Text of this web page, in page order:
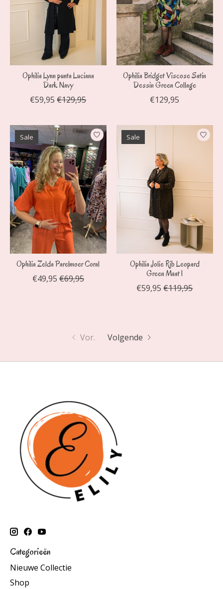
Ophilia Lynn punta Luciana
Dark Navy
€59,95 €129,95
Ophilia Bridget Viscose Satin
Dessin Green Collage
€129,95
Sale
Ophilia Zelda Parelmoer Coral
€49,95 €69,95
Sale
Ophilia Jolie Rib Leopard
Green Maat 1
€59,95 €119,95
Vor. Volgende
Categorieën
Nieuwe Collectie
Shop